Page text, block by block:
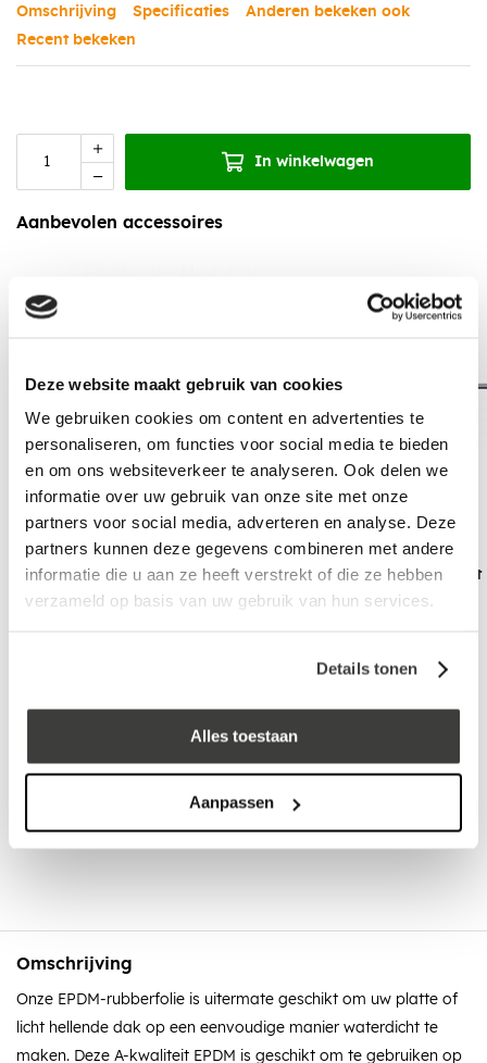
Deze website maakt gebruik van cookies
We gebruiken cookies om content en advertenties te
personaliseren, om functies voor social media te bieden
en om ons websiteverkeer te analyseren. Ook delen we
informatie over uw gebruik van onze site met onze
partners voor social media, adverteren en analyse. Deze
partners kunnen deze gegevens combineren met andere
informatie die u aan ze heeft verstrekt of die ze hebben
verzameld op basis van uw gebruik van hun services.
Details tonen
Alles toestaan
Aanpassen
Omschrijving Specificaties
Anderen bekeken ook
Recent bekeken
In winkelwagen
Aanbevolen accessoires
EPDM Kit 290 ml Handgun ECO met
Advies nodig?
Omschrijving
Onze EPDM-rubberfolie is uitermate geschikt om uw platte of
licht hellende dak op een eenvoudige manier waterdicht te
maken. Deze A-kwaliteit EPDM is geschikt om te gebruiken op